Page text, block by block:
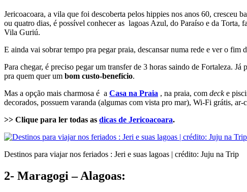
Jericoacoara, a vila que foi descoberta pelos hippies nos anos 60, cresceu
ou quatro dias, é possível conhecer as lagoas Azul, do Paraíso e da Torta,
Vila Guriú.
E ainda vai sobrar tempo pra pegar praia, descansar numa rede e ver o fim
Para chegar, é preciso pegar um transfer de 3 horas saindo de Fortaleza. Já
pra quem quer um bom custo-benefício.
Mas a opção mais charmosa é a Casa na Praia , na praia, com decke
decorados, possuem varanda (algumas com vista pro mar), Wi-Fi grátis,
>> Clique para ler todas as dicas de Jericoacoara.
Destinos para viajar nos feriados : Jeri e suas lagoas | crédito: Juju na Trip
2- Maragogi – Alagoas: